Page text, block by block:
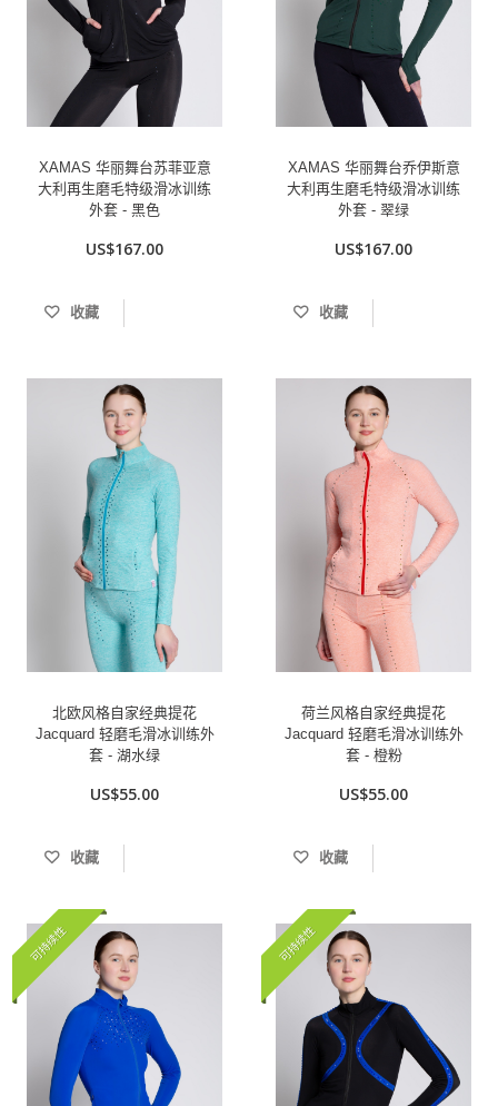
XAMAS 华丽舞台苏菲亚意
大利再生磨毛特级滑冰训练
外套 - 黑色
US$167.00
收藏
XAMAS 华丽舞台乔伊斯意
大利再生磨毛特级滑冰训练
外套 - 翠绿
US$167.00
收藏
北欧风格自家经典提花
Jacquard 轻磨毛滑冰训练外
套 - 湖水绿
US$55.00
收藏
荷兰风格自家经典提花
Jacquard 轻磨毛滑冰训练外
套 - 橙粉
US$55.00
收藏
可持续性 可持续性